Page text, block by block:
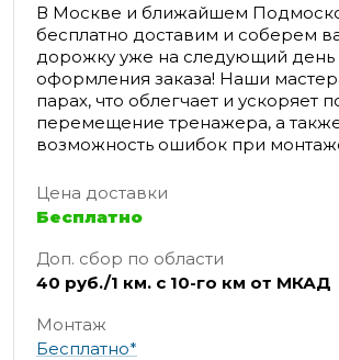
В Москве и ближайшем
бесплатно доставим и соберем
дорожку уже на следующий день
оформления заказа! Наши
парах, что облегчает и ускоряет
перемещение тренажера, а
возможность ошибок при
Цена доставки
Бесплатно
Доп. сбор по области
40 руб./1 км. с 10-го км от МКАД
Монтаж
Бесплатно*